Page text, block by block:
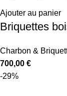
Ajouter au panier
Briquettes
Charbon &
700,00 €
-29%